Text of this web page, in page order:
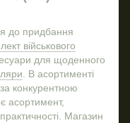
до придбання
військового
для щоденного
. В асортименті
за конкурентною
асортимент,
Магазин